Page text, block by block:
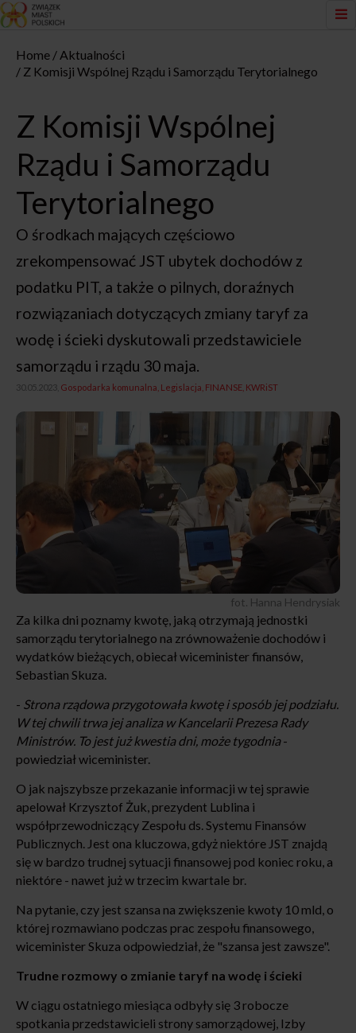
Home
Aktualności
Z Komisji Wspólnej Rządu i Samorządu Terytorialnego
Z Komisji Wspólnej
Rządu i Samorządu
Terytorialnego
O środkach mających częściowo
zrekompensować JST ubytek dochodów z
podatku PIT, a także o pilnych, doraźnych
rozwiązaniach dotyczących zmiany taryf za
wodę i ścieki dyskutowali przedstawiciele
samorządu i rządu 30 maja.
30.05.2023, Gospodarka komunalna Legislacja FINANSE KWRiST
fot. Hanna Hendrysiak
Za kilka dni poznamy kwotę, jaką otrzymają jednostki
samorządu terytorialnego na zrównoważenie dochodów i
wydatków bieżących, obiecał wiceminister finansów,
Sebastian Skuza.
- Strona rządowa przygotowała kwotę i sposób jej podziału.
W tej chwili trwa jej analiza w Kancelarii Prezesa Rady
Ministrów. To jest już kwestia dni, może tygodnia-
powiedział wiceminister.
O jak najszybsze przekazanie informacji w tej sprawie
apelował Krzysztof Żuk, prezydent Lublina i
współprzewodniczący Zespołu ds. Systemu Finansów
Publicznych. Jest ona kluczowa, gdyż niektóre JST znajdą
się w bardzo trudnej sytuacji finansowej pod koniec roku, a
niektóre - nawet już w trzecim kwartale br.
Na pytanie, czy jest szansa na zwiększenie kwoty 10 mld, o
której rozmawiano podczas prac zespołu finansowego,
wiceminister Skuza odpowiedział, że "szansa jest zawsze".
Trudne rozmowy o zmianie taryf na wodę i ścieki
W ciągu ostatniego miesiąca odbyły się 3 robocze
spotkania przedstawicieli strony samorządowej, Izby